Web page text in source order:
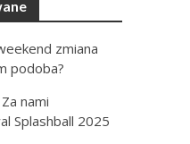
zmiana
podoba?
Za nami
Splashball 2025